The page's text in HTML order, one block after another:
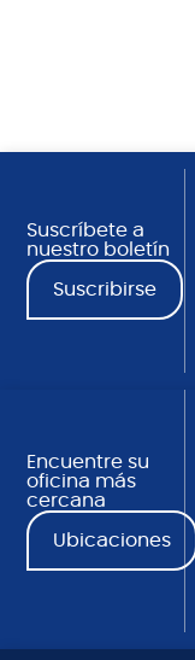
Suscríbete a
nuestro boletín
Suscribirse
Encuentre su
oficina más
cercana
Ubicaciones